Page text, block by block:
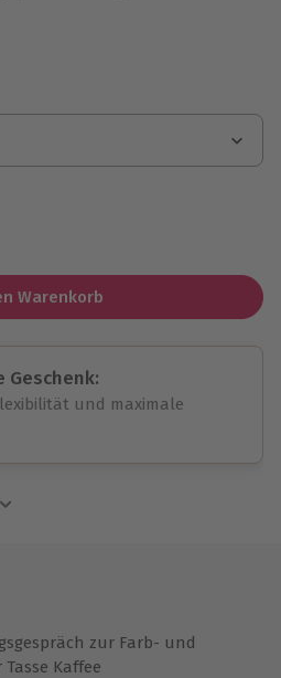
Warenkorb
Geschenk:
und maximale
zur Farb- und
Kaffee